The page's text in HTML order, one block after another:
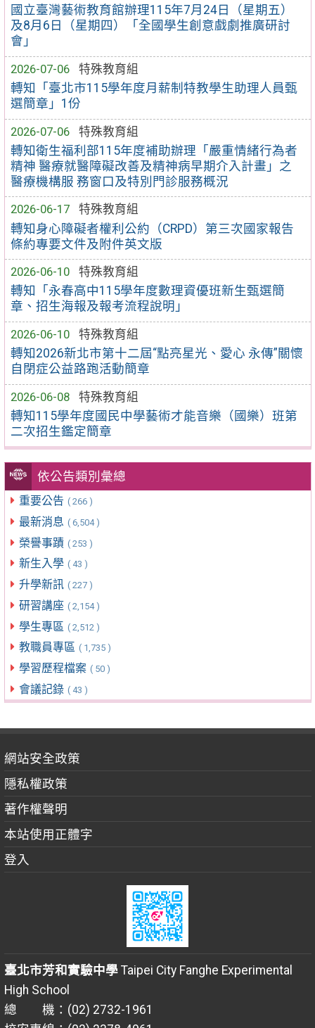
國立臺灣藝術教育館辦理115年7月24日（星期五）
及8月6日（星期四）「全國學生創意戲劇推廣研討
會」
2026-07-06
特殊教育組
轉知「臺北市115學年度月薪制特教學生助理人員甄
選簡章」1份
2026-07-06
特殊教育組
轉知衛生福利部115年度補助辦理「嚴重情緒行為者
精神 醫療就醫障礙改善及精神病早期介入計畫」之
醫療機構服 務窗口及特別門診服務概況
2026-06-17
特殊教育組
轉知身心障礙者權利公約（CRPD）第三次國家報告
條約專要文件及附件英文版
2026-06-10
特殊教育組
轉知「永春高中115學年度數理資優班新生甄選簡
章、招生海報及報考流程說明」
2026-06-10
特殊教育組
轉知2026新北市第十二屆“點亮星光、愛心 永傳”關懷
自閉症公益路跑活動簡章
2026-06-08
特殊教育組
轉知115學年度國民中學藝術才能音樂（國樂）班第
二次招生鑑定簡章
依公告類別彙總
重要公告 ( 266 )
最新消息 ( 6,504 )
榮譽事蹟 ( 253 )
新生入學 ( 43 )
升學新訊 ( 227 )
研習講座 ( 2,154 )
學生專區 ( 2,512 )
教職員專區 ( 1,735 )
學習歷程檔案 ( 50 )
會議記錄 ( 43 )
網站安全政策
隱私權政策
著作權聲明
本站使用正體字
登入
臺北市芳和實驗中學Taipei City Fanghe Experimental
High School
總 機：(02) 2732-1961